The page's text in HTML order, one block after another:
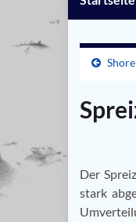
Shore
Der
stark